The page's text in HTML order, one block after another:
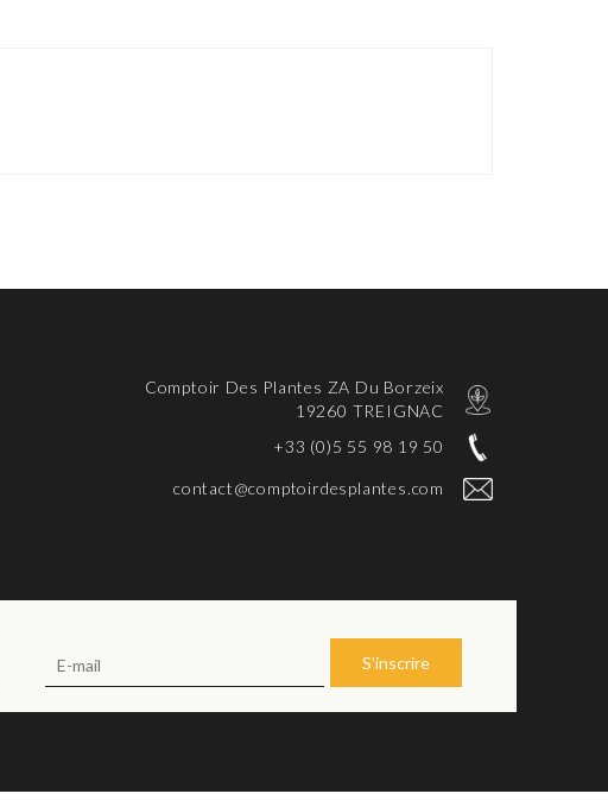
Comptoir Des Plantes ZA Du Borzeix
19260 TREIGNAC
+33 (0)5 55 98 19 50
contact@comptoirdesplantes.com